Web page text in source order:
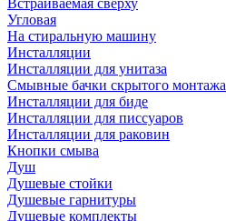
Встраиваемая сверху
Угловая
На стиральную машину
Инсталляции
Инсталляции для унитаза
Смывные бачки скрытого монтажа
Инсталляции для биде
Инсталляции для писсуаров
Инсталляции для раковин
Кнопки смыва
Душ
Душевые стойки
Душевые гарнитуры
Душевые комплекты